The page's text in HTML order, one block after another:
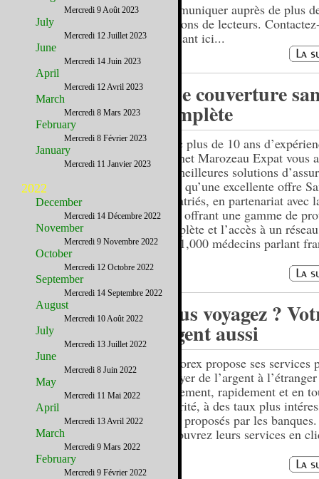
communiquer auprès de plus
millions de lecteurs.
cliquant ici...
Une couverture
complète
Avec plus de 10 ans
cabinet Marozeau Expat vous
les meilleures solutions
ainsi qu’une excellente offre
Expatriés, en partenariat avec
vous offrant une gamme de
complète et l’accès à un
de 41,000 médecins parlant
Vous voyagez ?
argent aussi
USForex propose ses services
envoyer de l’argent à l’étranger
facilement, rapidement et en
sécurité, à des taux plus
ceux proposés par les banques.
Découvrez leurs services en
Mercredi 9 Août 2023
July
Mercredi 12 Juillet 2023
June
Mercredi 14 Juin 2023
April
Mercredi 12 Avril 2023
March
Mercredi 8 Mars 2023
February
Mercredi 8 Février 2023
January
Mercredi 11 Janvier 2023
2022
December
Mercredi 14 Décembre 2022
November
Mercredi 9 Novembre 2022
October
Mercredi 12 Octobre 2022
September
Mercredi 14 Septembre 2022
August
Mercredi 10 Août 2022
July
Mercredi 13 Juillet 2022
June
Mercredi 8 Juin 2022
May
Mercredi 11 Mai 2022
April
Mercredi 13 Avril 2022
March
Mercredi 9 Mars 2022
February
Mercredi 9 Février 2022